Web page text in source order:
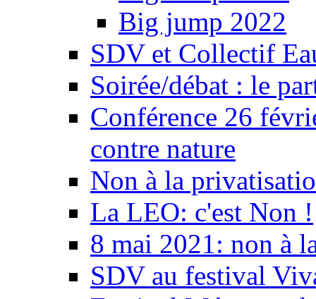
Big jump 2022
SDV et Collectif
Soirée/débat : le
Conférence 26
contre nature
Non à la
La LEO: c'est Non !
8 mai 2021: non à
SDV au festival